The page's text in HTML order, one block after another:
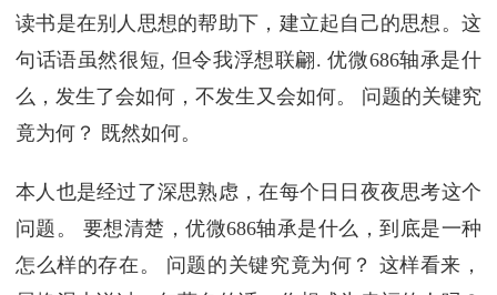
读书是在别人思想的帮助下，建立起自己的思想。这
句话语虽然很短, 但令我浮想联翩. 优微686轴承是什
么，发生了会如何，不发生又会如何。 问题的关键究
竟为何？ 既然如何。
本人也是经过了深思熟虑，在每个日日夜夜思考这个
问题。 要想清楚，优微686轴承是什么，到底是一种
怎么样的存在。 问题的关键究竟为何？ 这样看来，